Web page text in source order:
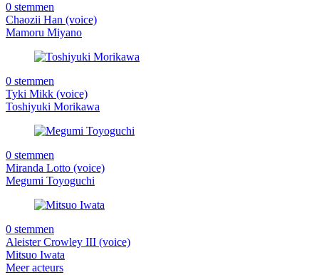
0 stemmen
Chaozii Han (voice)
Mamoru Miyano
0 stemmen
Tyki Mikk (voice)
Toshiyuki Morikawa
0 stemmen
Miranda Lotto (voice)
Megumi Toyoguchi
0 stemmen
Aleister Crowley III (voice)
Mitsuo Iwata
Meer acteurs